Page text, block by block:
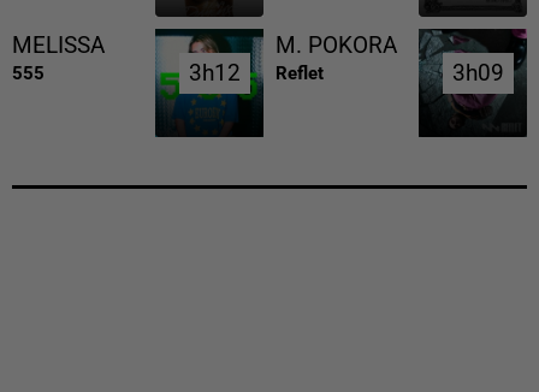
MELISSA
555 3h12
3h12
M. POKORA
Reflet 3h09
3h09